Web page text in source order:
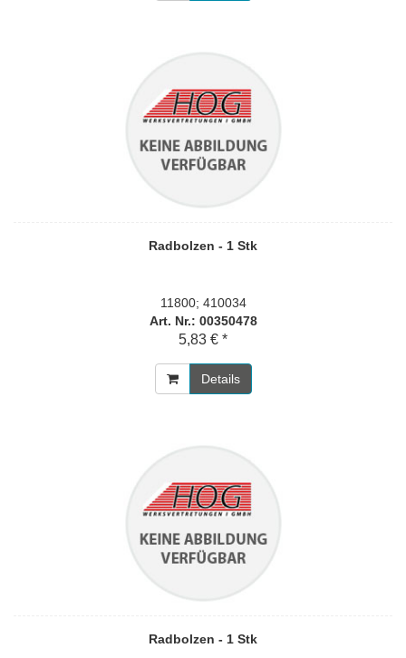
Radbolzen - 1 Stk
11800; 410034
Art. Nr.: 00350478
5,83 € *
Details
Radbolzen - 1 Stk